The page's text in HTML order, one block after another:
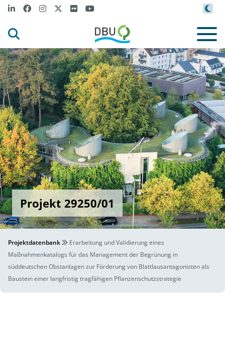
Projekt 29250/01
Projektdatenbank
Erarbeitung und Validierung eines
Maßnahmenkatalogs für das Management der Begrünung in
süddeutschen Obstanlagen zur Förderung von Blattlausantagonisten als
Baustein einer langfristig tragfähigen Pflanzenschutzstrategie